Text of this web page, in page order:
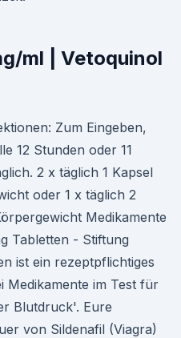
ml | Vetoquinol
Zum Eingeben,
12 Stunden oder 11
2 x täglich 1 Kapsel
oder 1 x täglich 2
Medikamente
Tabletten - Stiftung
ist ein rezeptpflichtiges
Medikamente im Test für
Blutdruck'. Eure
von Sildenafil (Viagra)